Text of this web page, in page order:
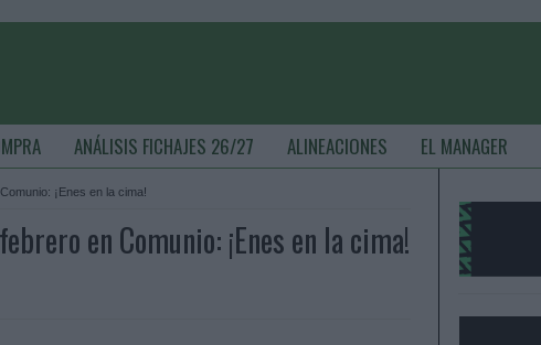
ANÁLISIS FICHAJES 26/27 ALINEACIONES EL MANAGER
¡Enes en la cima!
en Comunio: ¡Enes en la cima!